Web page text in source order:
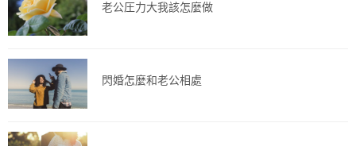
老公圧力大我該怎麼做
閃婚怎麼和老公相處